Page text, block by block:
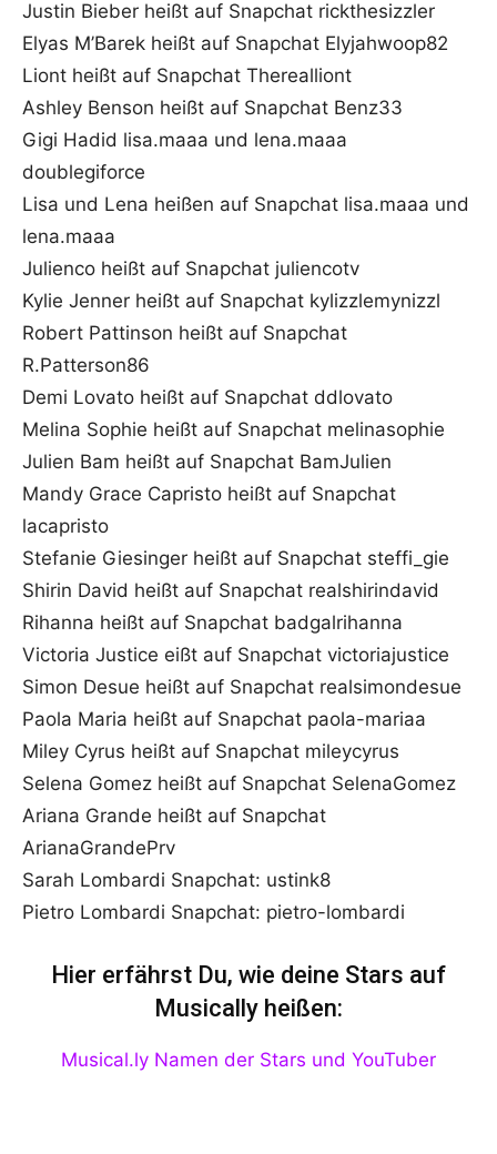
Justin Bieber heißt auf Snapchat rickthesizzler
Elyas M’Barek heißt auf Snapchat Elyjahwoop82
Liont heißt auf Snapchat Therealliont
Ashley Benson heißt auf Snapchat Benz33
Gigi Hadid lisa.maaa und lena.maaa
doublegiforce
Lisa und Lena heißen auf Snapchat lisa.maaa und
lena.maaa
Julienco heißt auf Snapchat juliencotv
Kylie Jenner heißt auf Snapchat kylizzlemynizzl
Robert Pattinson heißt auf Snapchat
R.Patterson86
Demi Lovato heißt auf Snapchat ddlovato
Melina Sophie heißt auf Snapchat melinasophie
Julien Bam heißt auf Snapchat BamJulien
Mandy Grace Capristo heißt auf Snapchat
lacapristo
Stefanie Giesinger heißt auf Snapchat steffi_gie
Shirin David heißt auf Snapchat realshirindavid
Rihanna heißt auf Snapchat badgalrihanna
Victoria Justice eißt auf Snapchat victoriajustice
Simon Desue heißt auf Snapchat realsimondesue
Paola Maria heißt auf Snapchat paola-mariaa
Miley Cyrus heißt auf Snapchat mileycyrus
Selena Gomez heißt auf Snapchat SelenaGomez
Ariana Grande heißt auf Snapchat
ArianaGrandePrv
Sarah Lombardi Snapchat: ustink8
Pietro Lombardi Snapchat: pietro-lombardi
Hier erfährst Du, wie deine Stars auf
Musically heißen:
Musical.ly Namen der Stars und YouTuber